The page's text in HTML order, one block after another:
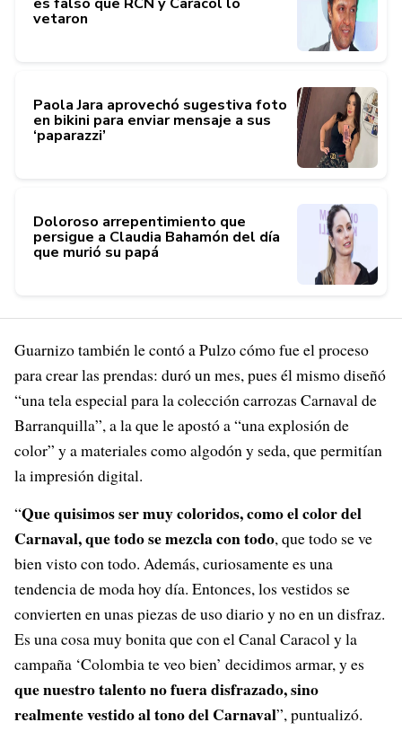
vetaron
Paola Jara aprovechó sugestiva foto
en bikini para enviar mensaje a sus
‘paparazzi’
Doloroso arrepentimiento que
persigue a Claudia Bahamón del día
que murió su papá
Guarnizo también le contó a Pulzo cómo fue el proceso
para crear las prendas: duró un mes, pues él mismo diseñó
“una tela especial para la colección carrozas Carnaval de
Barranquilla”, a la que le apostó a “una explosión de
color” y a materiales como algodón y seda, que permitían
la impresión digital.
“Que quisimos ser muy coloridos, como el color del
Carnaval, que todo se mezcla con todo, que todo se ve
bien visto con todo. Además, curiosamente es una
tendencia de moda hoy día. Entonces, los vestidos se
convierten en unas piezas de uso diario y no en un disfraz.
Es una cosa muy bonita que con el Canal Caracol y la
campaña ‘Colombia te veo bien’ decidimos armar, y es
que nuestro talento no fuera disfrazado, sino
realmente vestido al tono del Carnaval”, puntualizó.